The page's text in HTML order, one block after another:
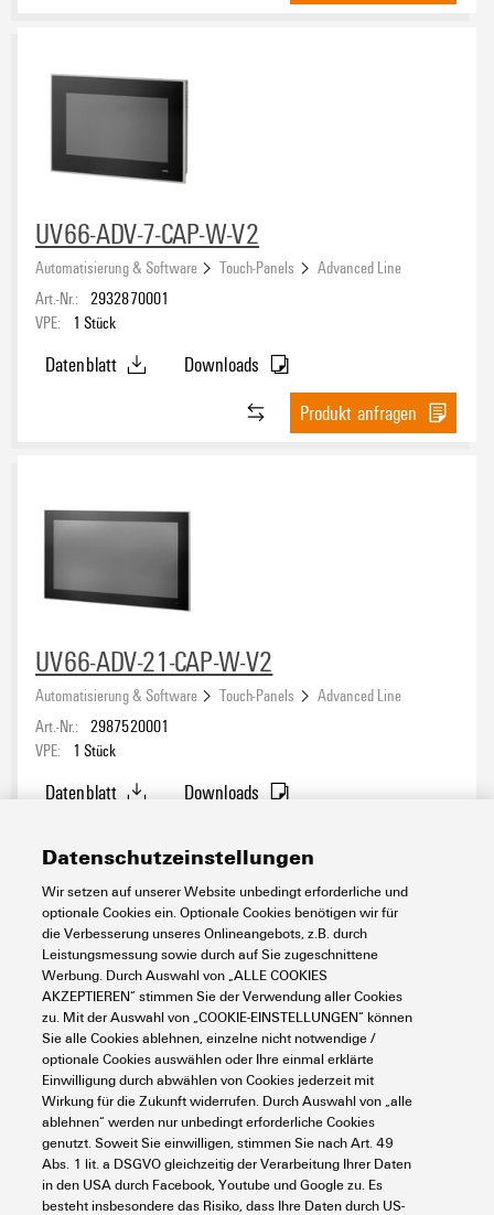
UV66-ADV-7-CAP-W-V2
Automatisierung & Software Touch-Panels
Advanced Line
Art.-Nr.: 2932870001
VPE:
1 Stück
Datenblatt
Downloads
Produkt anfragen
UV66-ADV-21-CAP-W-V2
Automatisierung & Software Touch-Panels
Advanced Line
Art.-Nr.: 2987520001
VPE:
1 Stück
Datenblatt
Downloads
UV66-ADV-10-CAP-W-V2
Automatisierung & Software Touch-Panels
Advanced Line
Art.-Nr.: 2933040001
VPE: 1 Stück
Datenschutzeinstellungen
Wir setzen auf unserer Website unbedingt erforderliche und
optionale Cookies ein. Optionale Cookies benötigen wir für
die Verbesserung unseres Onlineangebots, z.B. durch
Leistungsmessung sowie durch auf Sie zugeschnittene
Werbung. Durch Auswahl von „ALLE COOKIES
AKZEPTIEREN“ stimmen Sie der Verwendung aller Cookies
zu. Mit der Auswahl von „COOKIE-EINSTELLUNGEN“ können
Sie alle Cookies ablehnen, einzelne nicht notwendige /
optionale Cookies auswählen oder Ihre einmal erklärte
Einwilligung durch abwählen von Cookies jederzeit mit
Wirkung für die Zukunft widerrufen. Durch Auswahl von „alle
ablehnen“ werden nur unbedingt erforderliche Cookies
genutzt. Soweit Sie einwilligen, stimmen Sie nach Art. 49
Abs. 1 lit. a DSGVO gleichzeitig der Verarbeitung Ihrer Daten
in den USA durch Facebook, Youtube und Google zu. Es
besteht insbesondere das Risiko, dass Ihre Daten durch US-